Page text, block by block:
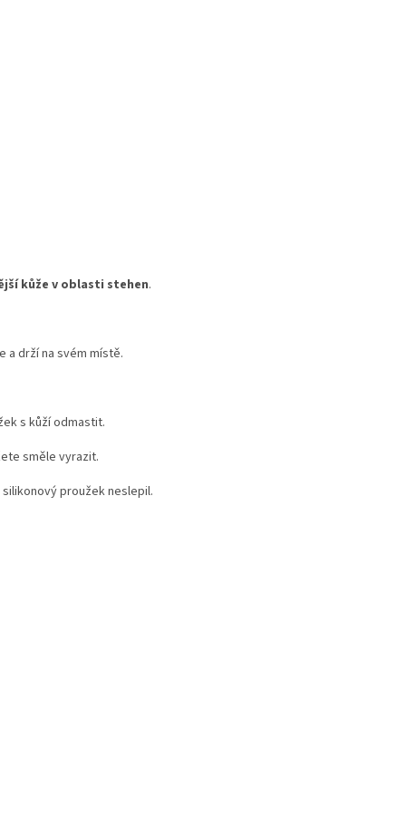
kůže v oblasti stehen.
a drží na svém místě.
s kůží odmastit.
směle vyrazit.
proužek neslepil.